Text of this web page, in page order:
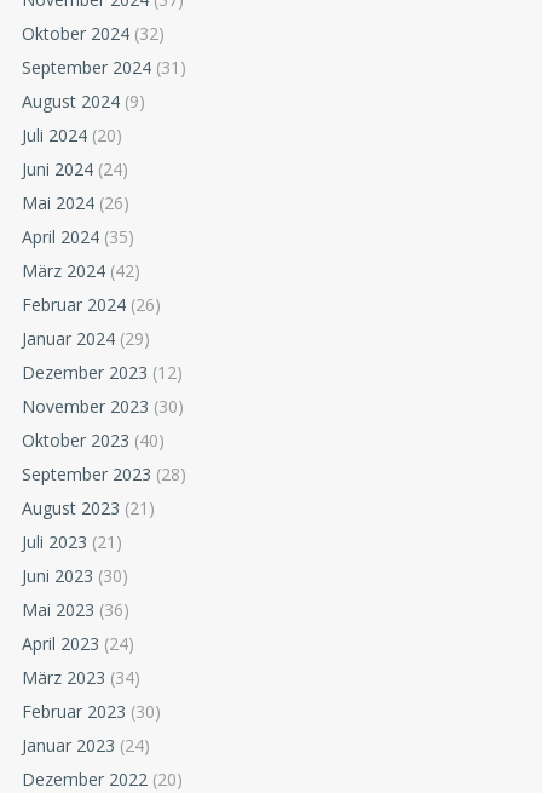
Oktober 2024 (32)
September 2024 (31)
August 2024 (9)
Juli 2024 (20)
Juni 2024 (24)
Mai 2024 (26)
April 2024 (35)
März 2024 (42)
Februar 2024 (26)
Januar 2024 (29)
Dezember 2023 (12)
November 2023 (30)
Oktober 2023 (40)
September 2023 (28)
August 2023 (21)
Juli 2023 (21)
Juni 2023 (30)
Mai 2023 (36)
April 2023 (24)
März 2023 (34)
Februar 2023 (30)
Januar 2023 (24)
Dezember 2022 (20)